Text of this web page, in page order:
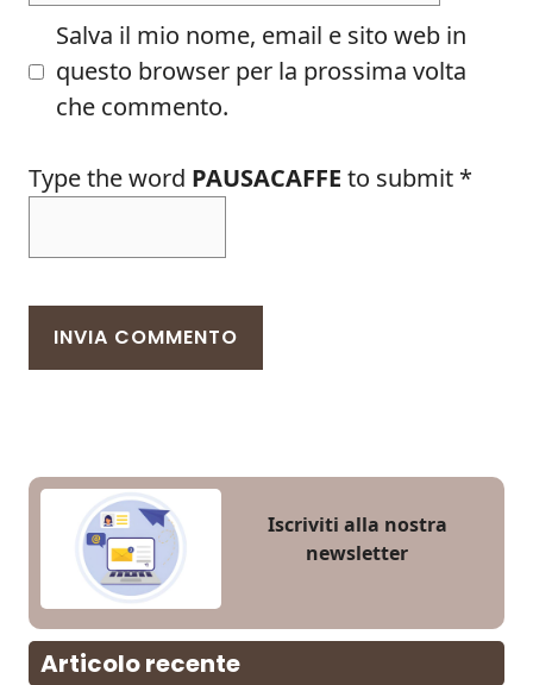
Salva il mio nome, email e sito web in
questo browser per la prossima volta
che commento.
Type the word PAUSACAFFE to submit *
Iscriviti alla nostra
newsletter
Articolo recente